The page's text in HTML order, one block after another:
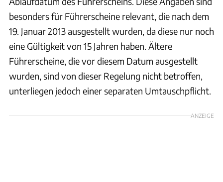
besonders für Führerscheine relevant, die nach dem
19. Januar 2013 ausgestellt wurden, da diese nur noch
eine Gültigkeit von 15 Jahren haben. Ältere
Führerscheine, die vor diesem Datum ausgestellt
wurden, sind von dieser Regelung nicht betroffen,
unterliegen jedoch einer separaten Umtauschpflicht.
ANZEIGE